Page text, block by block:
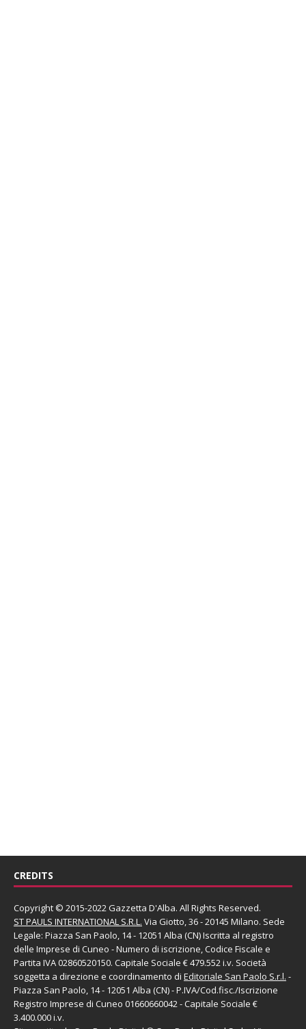
CREDITS
Copyright © 2015-2022 Gazzetta D'Alba. All Rights Reserved.
ST PAULS INTERNATIONAL S.R.L. Via Giotto, 36 - 20145 Milano. Sede
Legale: Piazza San Paolo, 14 - 12051 Alba (CN) Iscritta al registro
delle Imprese di Cuneo - Numero di iscrizione, Codice Fiscale e
Partita IVA 02860520150. Capitale Sociale € 479.552 i.v. Società
soggetta a direzione e coordinamento di Editoriale San Paolo S.r.l. -
Piazza San Paolo, 14 - 12051 Alba (CN) - P.IVA/Cod.fisc./Iscrizione
Registro Imprese di Cuneo 01660660042 - Capitale Sociale €
3.400.000 i.v.